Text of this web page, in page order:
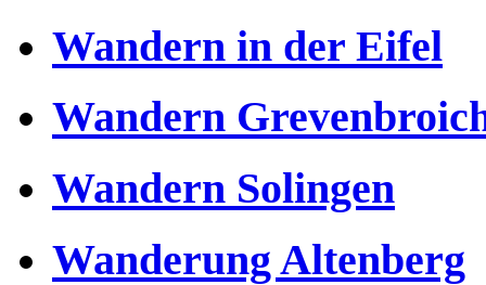
Wandern in der Eifel
Wandern
Wandern Solingen
Wanderung Altenberg